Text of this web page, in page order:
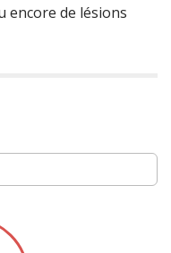
encore de lésions